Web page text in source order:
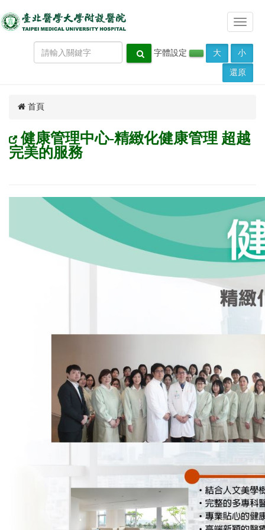
Toggle
字體設定
大 小
還原
首頁
健康管理中心-精緻化健康管理 超越
完美的服務